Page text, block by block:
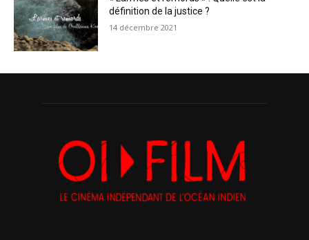
définition de la justice ?
14 décembre 2021